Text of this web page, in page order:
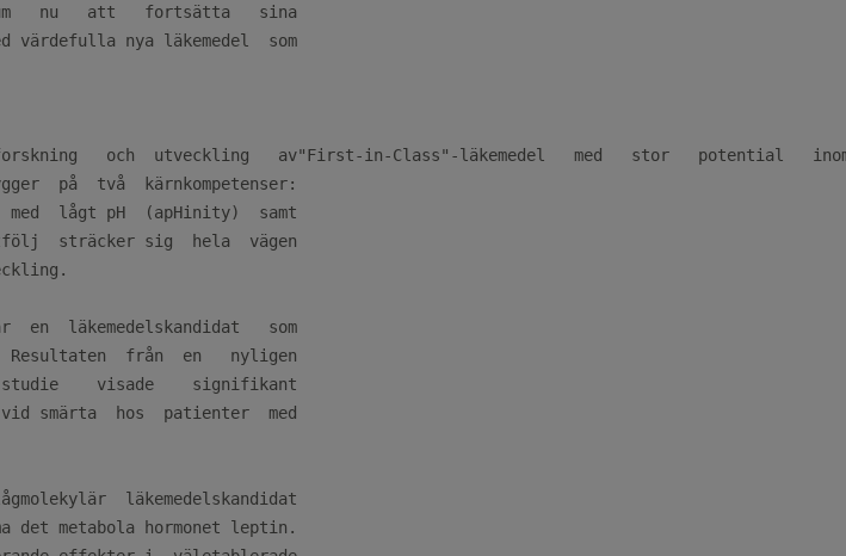
nu   att   fortsätta   sina
värdefulla nya läkemedel  som
och  utveckling   av"First-in-Class"-läkemedel   med   stor   potential   inom
på  två  kärnkompetenser:
med  lågt pH  (apHinity)  samt
sträcker sig  hela  vägen
en  läkemedelskandidat   som
från  en   nyligen
visade    signifikant
smärta  hos  patienter  med
läkemedelskandidat
det metabola hormonet leptin.